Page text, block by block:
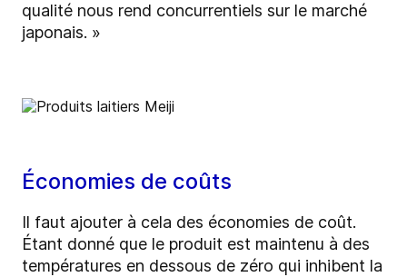
qualité nous rend concurrentiels sur le marché
japonais. »
Économies de coûts
Il faut ajouter à cela des économies de coût.
Étant donné que le produit est maintenu à des
températures en dessous de zéro qui inhibent la